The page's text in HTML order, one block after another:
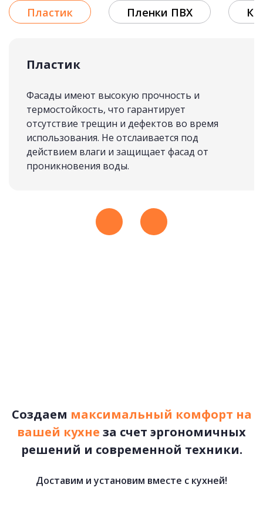
4
5
ИЗ МАССИВА
Рассчитать стоимость
Пластик Пленки ПВХ
Пластик
Фасады имеют высокую прочность и
термостойкость, что гарантирует
отсутствие трещин и дефектов во время
использования. Не отслаивается под
действием влаги и защищает фасад от
проникновения воды.
Создаем максимальный комфорт на
вашей кухне за счет эргономичных
решений и современной техники.
Доставим и установим вместе с кухней!